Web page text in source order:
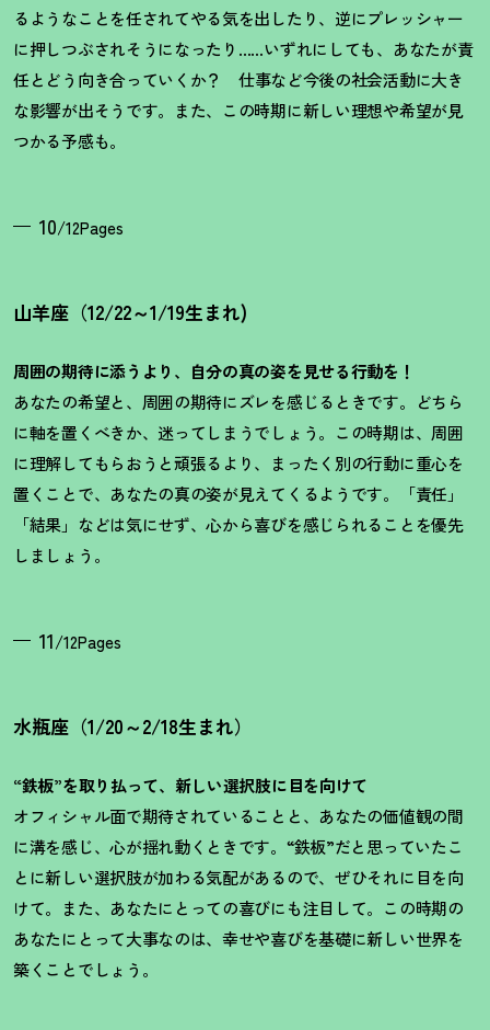
るようなことを任されてやる気を出したり、逆にプレッシャー
に押しつぶされそうになったり……いずれにしても、あなたが責
任とどう向き合っていくか？
仕事など今後の社会活動に大き
な影響が出そうです。また、この時期に新しい理想や希望が見
つかる予感も。
10/12Pages
山羊座（12/22～1/19生まれ)
周囲の期待に添うより、自分の真の姿を見せる行動を！
あなたの希望と、周囲の期待にズレを感じるときです。どちら
に軸を置くべきか、迷ってしまうでしょう。この時期は、周囲
に理解してもらおうと頑張るより、まったく別の行動に重心を
置くことで、あなたの真の姿が見えてくるようです。「責任」
「結果」などは気にせず、心から喜びを感じられることを優先
しましょう。
11/12Pages
水瓶座（1/20～2/18生まれ）
“鉄板”を取り払って、新しい選択肢に目を向けて
オフィシャル面で期待されていることと、あなたの価値観の間
に溝を感じ、心が揺れ動くときです。“鉄板”だと思っていたこ
とに新しい選択肢が加わる気配があるので、ぜひそれに目を向
けて。また、あなたにとっての喜びにも注目して。この時期の
あなたにとって大事なのは、幸せや喜びを基礎に新しい世界を
築くことでしょう。